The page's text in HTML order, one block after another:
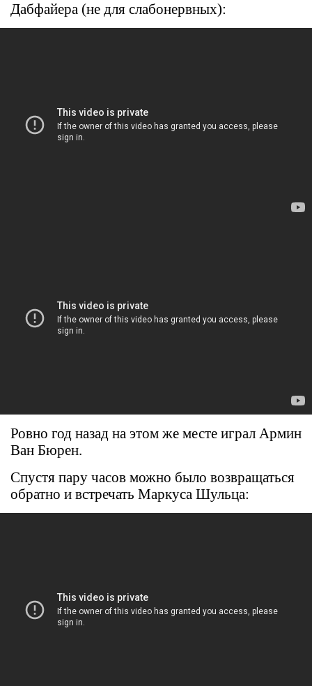
Дабфайера (не для слабонервных):
Ровно год назад на этом же месте играл Армин
Ван Бюрен.
Спустя пару часов можно было возвращаться
обратно и встречать Маркуса Шульца: